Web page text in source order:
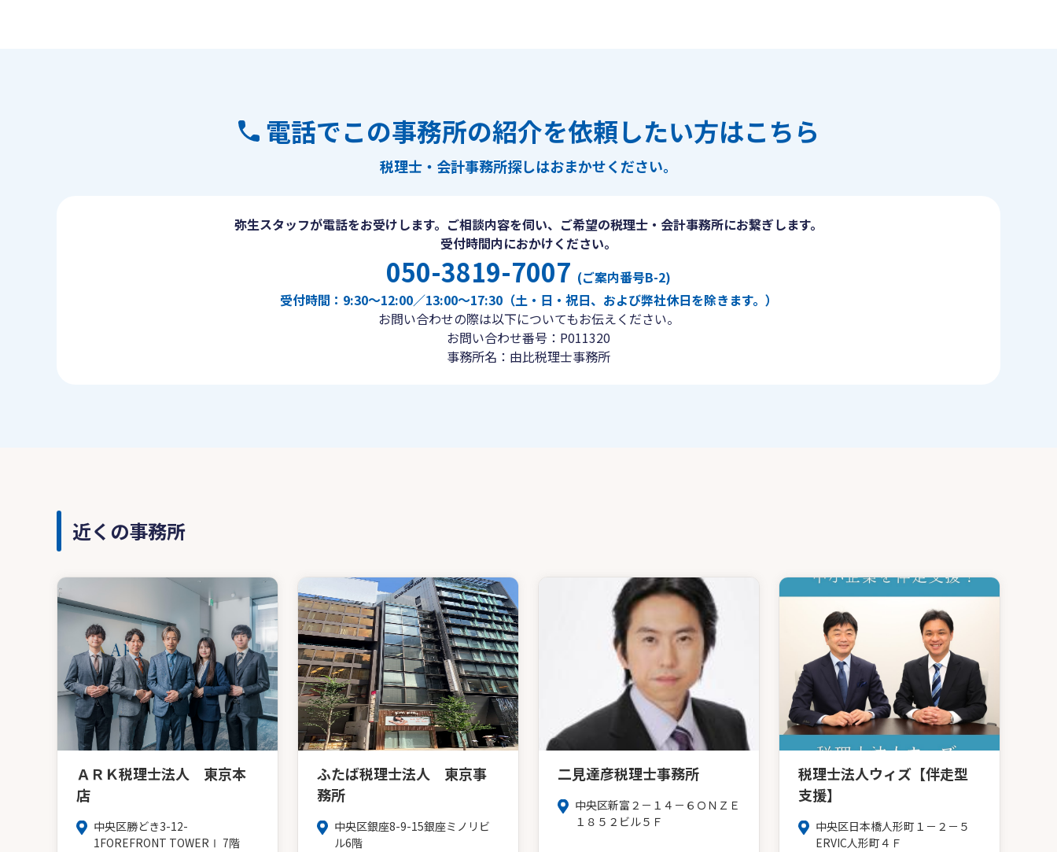
電話でこの事務所の紹介を依頼したい方はこちら
税理士・会計事務所探しはおまかせください。
弥生スタッフが電話をお受けします。ご相談内容を伺い、ご希望の税理士・会計事務所にお繋ぎします。
受付時間内におかけください。
050-3819-7007 (ご案内番号B-2)
受付時間：9:30〜12:00／13:00〜17:30（土・日・祝日、および弊社休日を除きます。）
お問い合わせの際は以下についてもお伝えください。
お問い合わせ番号：P011320
事務所名：由比税理士事務所
近くの事務所
ＡＲＫ税理士法人 東京本
店
中央区勝どき3-12-
1FOREFRONT TOWERⅠ 7階
ふたば税理士法人 東京事
務所
中央区銀座8-9-15銀座ミノリビ
ル6階
二見達彦税理士事務所
中央区新富２－１４－６ＯＮＺＥ
１８５２ビル５Ｆ
税理士法人ウィズ【伴走型
支援】
中央区日本橋人形町１－２－５
ERVIC人形町４Ｆ